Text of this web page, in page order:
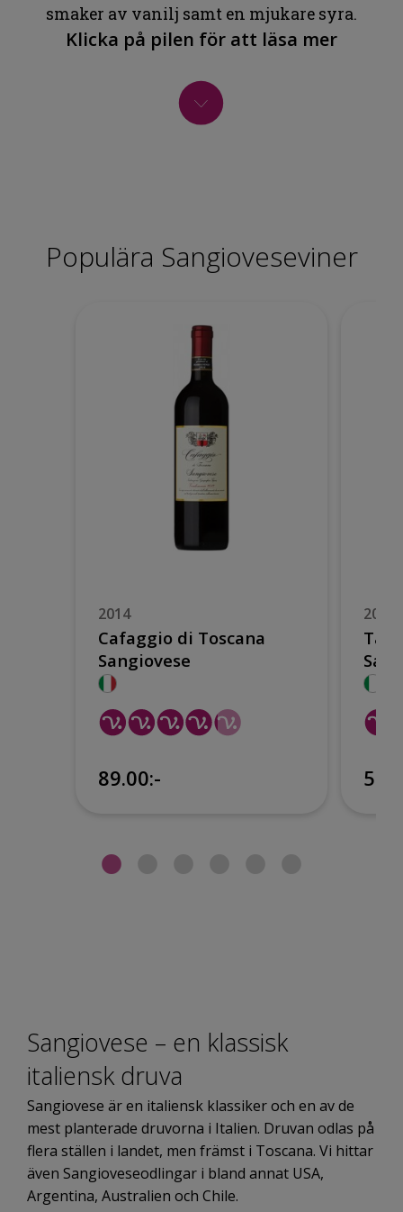
smaker av vanilj samt en mjukare syra.
Klicka på pilen för att läsa mer
Populära Sangioveseviner
2014
Cafaggio di Toscana
Sangiovese
89.00:-
2020
59:-
Sangiovese – en klassisk
italiensk druva
Sangiovese är en italiensk klassiker och en av de
mest planterade druvorna i Italien. Druvan odlas på
flera ställen i landet, men främst i Toscana. Vi hittar
även Sangioveseodlingar i bland annat USA,
Argentina, Australien och Chile.